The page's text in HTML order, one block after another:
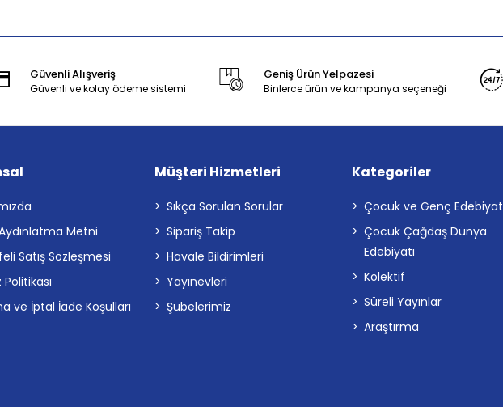
Güvenli Alışveriş
Güvenli ve kolay ödeme sistemi
Geniş Ürün Yelpazesi
Binlerce ürün ve kampanya seçeneği
Metni
Satış Sözleşmesi
ve İptal İade Koşulları
Müşteri Hizmetleri
Sıkça Sorulan Sorular
Sipariş Takip
Havale Bildirimleri
Yayınevleri
Şubelerimiz
Kategoriler
Çocuk ve Genç Edebiyat
Çocuk Çağdaş Dünya
Edebiyatı
Kolektif
Süreli Yayınlar
Araştırma